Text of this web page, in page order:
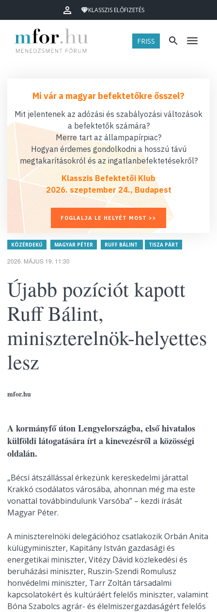
KLASSZIS ELŐFIZETÉS
FRISS Menü
Mi vár a magyar befektetőkre ősszel?
Mit jelentenek az adózási és szabályozási változások
a befektetők számára?
Merre tart az állampapírpiac?
Hogyan érdemes gondolkodni a hosszú távú
megtakarításokról és az ingatlanbefektetésekről?
Klasszis Befektetői Klub
2026. szeptember 24., Budapest
FOGLALJA LE HELYÉT MOST >>
KÖZÉRDEKŰ MAGYAR PÉTER RUFF BÁLINT TISZA PÁRT
2026. MÁJUS 19. 11:30
Újabb pozíciót kapott
Ruff Bálint,
miniszterelnök-helyettes
lesz
mfor.hu
A kormányfő úton Lengyelországba, első hivatalos
külföldi látogatására írt a kinevezésről a közösségi
oldalán.
„Bécsi átszállással érkezünk kereskedelmi járattal
Krakkó csodálatos városába, ahonnan még ma este
vonattal továbbindulunk Varsóba” – kezdi írását
Magyar Péter.
A miniszterelnöki delegációhoz csatlakozik Orbán Anita
külügyminiszter, Kapitány István gazdasági és
energetikai miniszter, Vitézy Dávid közlekedési és
beruházási miniszter, Ruszin-Szendi Romulusz
honvédelmi miniszter, Tarr Zoltán társadalmi
kapcsolatokért és kultúráért felelős miniszter, valamint
Bóna Szabolcs agrár- és élelmiszergazdaságért felelős